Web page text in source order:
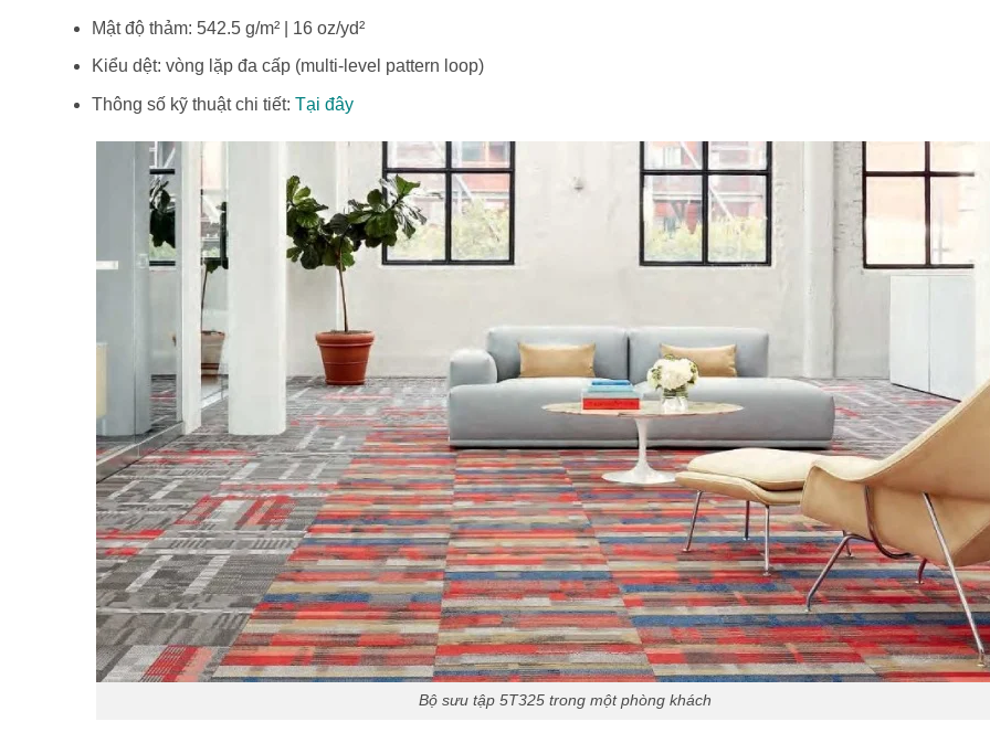
Mật độ thảm: 542.5 g/m² | 16 oz/yd²
Kiểu dệt: vòng lặp đa cấp (multi-level pattern loop)
Thông số kỹ thuật chi tiết: Tại đây
Bộ sưu tập 5T325 trong một phòng khách